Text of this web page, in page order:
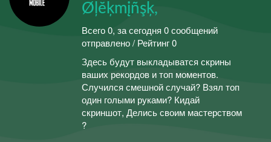
Øļĕķmįñşķ,
Всего 0, за сегодня 0 сообщений
отправлено / Рейтинг 0
Здесь будут выкладыватся скрины
ваших рекордов и топ моментов.
Случился смешной случай? Взял топ
один голыми руками? Кидай
скриншот, Делись своим мастерством
?